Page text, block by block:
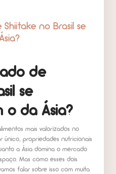
no Brasil se
de
se
o da Ásia?
mais valorizados no
único, propriedades nutricionais
a Ásia domina o mercado
Mas como esses dois
falar sobre isso com muita